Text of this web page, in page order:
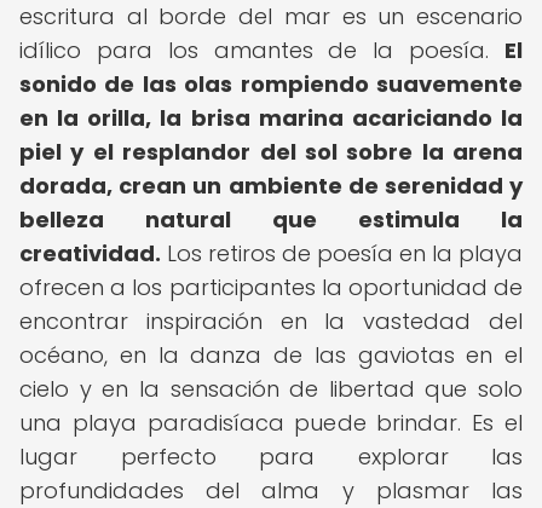
escritura al borde del mar es un escenario
idílico para los amantes de la poesía. El
sonido de las olas rompiendo suavemente
en la orilla, la brisa marina acariciando la
piel y el resplandor del sol sobre la arena
dorada, crean un ambiente de serenidad y
belleza natural que estimula la
creatividad. Los retiros de poesía en la playa
ofrecen a los participantes la oportunidad de
encontrar inspiración en la vastedad del
océano, en la danza de las gaviotas en el
cielo y en la sensación de libertad que solo
una playa paradisíaca puede brindar. Es el
lugar perfecto para explorar las
profundidades del alma y plasmar las